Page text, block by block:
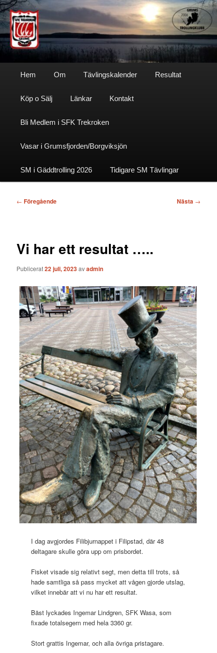
Hoppa
till
primärt
innehållSfktrekroken
Hem Om Tävlingskalender Resultat
Köp o Sälj Länkar Kontakt
Bli Medlem i SFK Trekroken
Vasar i Grumsfjorden/Borgviksjön
SM i Gäddtrolling 2026 Tidigare SM Tävlingar
Inläggsnavigering
← Föregående Nästa →
Vi har ett resultat …..
Publicerat22 juli, 2023avadmin
I dag avgjordes Filibjurnappet i Filipstad, där 48
deltagare skulle göra upp om prisbordet.
Fisket visade sig relativt segt, men detta till trots, så
hade samtliga så pass mycket att vågen gjorde utslag,
vilket innebär att vi nu har ett resultat.
Bäst lyckades Ingemar Lindgren, SFK Wasa, som
fixade totalsegern med hela 3360 gr.
Stort grattis Ingemar, och alla övriga pristagare.